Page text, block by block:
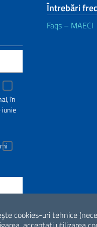
cookies-uri tehnice
în
iunie
Întrebări
Faqs – MAECI